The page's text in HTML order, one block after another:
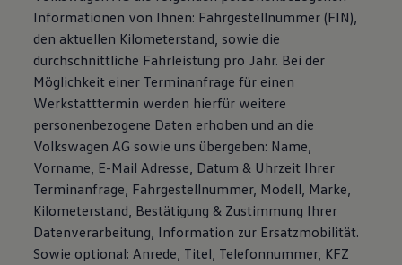
Informationen von Ihnen: Fahrgestellnummer (FIN),
den aktuellen Kilometerstand, sowie die
durchschnittliche Fahrleistung pro Jahr. Bei der
Möglichkeit einer Terminanfrage für einen
Werkstatttermin werden hierfür weitere
personenbezogene Daten erhoben und an die
Volkswagen AG sowie uns übergeben: Name,
Vorname, E-Mail Adresse, Datum & Uhrzeit Ihrer
Terminanfrage, Fahrgestellnummer, Modell, Marke,
Kilometerstand, Bestätigung & Zustimmung Ihrer
Datenverarbeitung, Information zur Ersatzmobilität.
Sowie optional: Anrede, Titel, Telefonnummer, KFZ